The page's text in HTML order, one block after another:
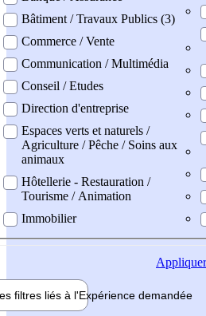
Bâtiment / Travaux Publics (3)
Commerce / Vente
Communication / Multimédia
Conseil / Etudes
Direction d'entreprise
Espaces verts et naturels /
Agriculture / Pêche / Soins aux
animaux
Hôtellerie - Restauration /
Tourisme / Animation
Immobilier
Appliquer
filtres liés à l'Expérience demandée